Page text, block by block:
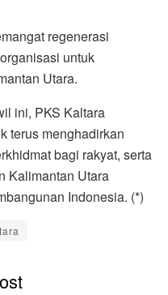
regenerasi
untuk
Utara.
ini, PKS Kaltara
terus menghadirkan
bagi rakyat, serta
Kalimantan Utara
Indonesia. (*)